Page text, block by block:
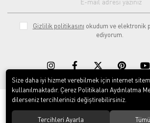
Gizlilik politikasını okudum ve elektronik
ediyorum.
© 2020Rekor Müzik. Tüm hakları
Size daha iyi hizmet verebilmek için internet
kullanılmaktadır. Çerez Politikaları Aydınlatma
dilerseniz tercihlerinizi değiştirebilirsiniz.
Tercihleri Ayarla